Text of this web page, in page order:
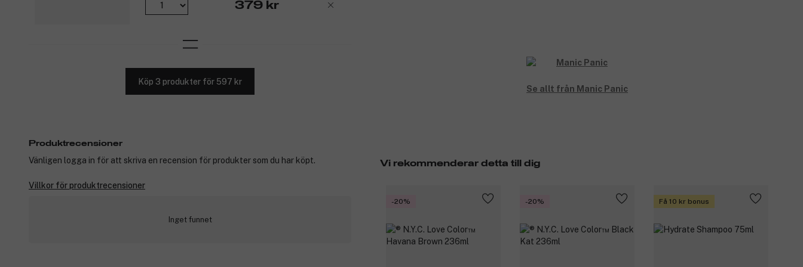
379 kr
Köp 3 produkter för 597 kr
Se allt från Manic Panic
Vi rekommenderar detta till dig
-20% -20% Få 10 kr bonus
Produktrecensioner
Vänligen logga in för att skriva en recension för produkter som du har köpt.
Villkor för produktrecensioner
Inget funnet